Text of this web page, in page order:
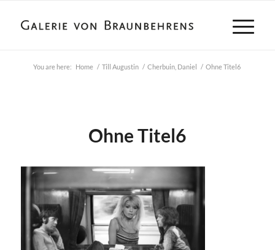
You are here: Home / Till Augustin / Cherbuin, Daniel / Ohne Titel6
Ohne Titel6